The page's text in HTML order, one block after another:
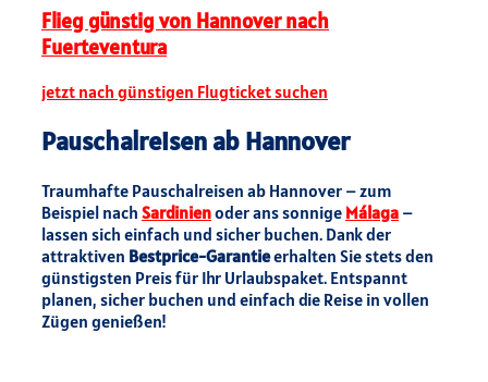
Flieg günstig von Hannover nach
Fuerteventura
jetzt nach günstigen Flugticket suchen
Pauschalreisen ab Hannover
Traumhafte Pauschalreisen ab Hannover – zum
Beispiel nach Sardinienoder ans sonnige Málaga –
lassen sich einfach und sicher buchen. Dank der
attraktiven Bestprice-Garantieerhalten Sie stets den
günstigsten Preis für Ihr Urlaubspaket. Entspannt
planen, sicher buchen und einfach die Reise in vollen
Zügen genießen!